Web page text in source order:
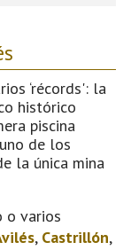
‘récords': la
histórico
piscina
de los
la única mina
o varios
, Castrillón,